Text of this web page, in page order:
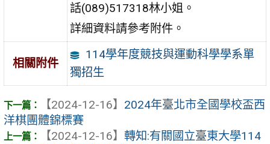
話(089)517318林小姐。
詳細資料請參考附件。
相關附件
114學年度競技與運動科學學系單
獨招生
【2024-12-16】 2024年臺北市全國學校盃西
洋棋團體錦標賽
【2024-12-16】 轉知:有關國立臺東大學114